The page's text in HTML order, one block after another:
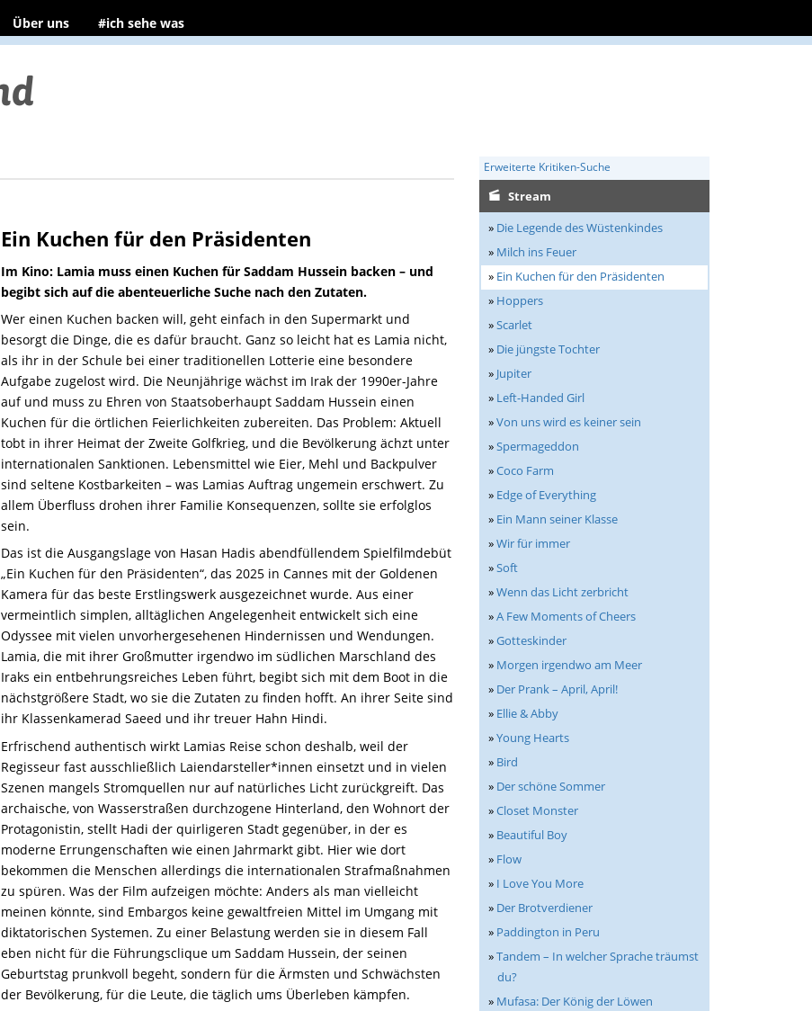
Über uns #ich sehe was
Erweiterte Kritiken-Suche
Ein Kuchen für den Präsidenten
Im Kino: Lamia muss einen Kuchen für Saddam Hussein backen – und
begibt sich auf die abenteuerliche Suche nach den Zutaten.
Wer einen Kuchen backen will, geht einfach in den Supermarkt und
besorgt die Dinge, die es dafür braucht. Ganz so leicht hat es Lamia nicht,
als ihr in der Schule bei einer traditionellen Lotterie eine besondere
Aufgabe zugelost wird. Die Neunjährige wächst im Irak der 1990er-Jahre
auf und muss zu Ehren von Staatsoberhaupt Saddam Hussein einen
Kuchen für die örtlichen Feierlichkeiten zubereiten. Das Problem: Aktuell
tobt in ihrer Heimat der Zweite Golfkrieg, und die Bevölkerung ächzt unter
internationalen Sanktionen. Lebensmittel wie Eier, Mehl und Backpulver
sind seltene Kostbarkeiten – was Lamias Auftrag ungemein erschwert. Zu
allem Überfluss drohen ihrer Familie Konsequenzen, sollte sie erfolglos
sein.
Das ist die Ausgangslage von Hasan Hadis abendfüllendem Spielfilmdebüt
„Ein Kuchen für den Präsidenten“, das 2025 in Cannes mit der Goldenen
Kamera für das beste Erstlingswerk ausgezeichnet wurde. Aus einer
vermeintlich simplen, alltäglichen Angelegenheit entwickelt sich eine
Odyssee mit vielen unvorhergesehenen Hindernissen und Wendungen.
Lamia, die mit ihrer Großmutter irgendwo im südlichen Marschland des
Iraks ein entbehrungsreiches Leben führt, begibt sich mit dem Boot in die
nächstgrößere Stadt, wo sie die Zutaten zu finden hofft. An ihrer Seite sind
ihr Klassenkamerad Saeed und ihr treuer Hahn Hindi.
Erfrischend authentisch wirkt Lamias Reise schon deshalb, weil der
Regisseur fast ausschließlich Laiendarsteller*innen einsetzt und in vielen
Szenen mangels Stromquellen nur auf natürliches Licht zurückgreift. Das
archaische, von Wasserstraßen durchzogene Hinterland, den Wohnort der
Protagonistin, stellt Hadi der quirligeren Stadt gegenüber, in der es
moderne Errungenschaften wie einen Jahrmarkt gibt. Hier wie dort
bekommen die Menschen allerdings die internationalen Strafmaßnahmen
zu spüren. Was der Film aufzeigen möchte: Anders als man vielleicht
meinen könnte, sind Embargos keine gewaltfreien Mittel im Umgang mit
diktatorischen Systemen. Zu einer Belastung werden sie in diesem Fall
eben nicht für die Führungsclique um Saddam Hussein, der seinen
Geburtstag prunkvoll begeht, sondern für die Ärmsten und Schwächsten
der Bevölkerung, für die Leute, die täglich ums Überleben kämpfen.
Stream
» Die Legende des Wüstenkindes
» Milch ins Feuer
» Ein Kuchen für den Präsidenten
» Hoppers
»Scarlet
» Die jüngste Tochter
» Jupiter
» Left-Handed Girl
»Von uns wird es keiner sein
»Spermageddon
»Coco Farm
» Edge of Everything
» Ein Mann seiner Klasse
»Wir für immer
»Soft
»Wenn das Licht zerbricht
»A Few Moments of Cheers
»Gotteskinder
» Morgen irgendwo am Meer
» Der Prank – April, April!
» Ellie & Abby
»Young Hearts
» Bird
» Der schöne Sommer
»Closet Monster
» Beautiful Boy
» Flow
» I Love You More
» Der Brotverdiener
» Paddington in Peru
»Tandem – In welcher Sprache träumst
du?
» Mufasa: Der König der Löwen